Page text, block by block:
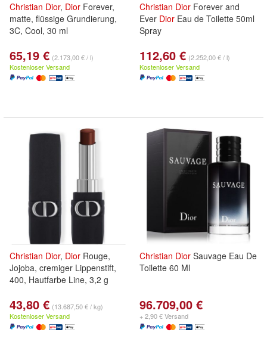
Christian Dior, Dior Forever,
matte, flüssige Grundierung,
3C, Cool, 30 ml
65,19 € (2.173,00 € / l)
Kostenloser Versand
Christian Dior Forever and
Ever Dior Eau de Toilette 50ml
Spray
112,60 € (2.252,00 € / l)
Kostenloser Versand
Christian Dior, Dior Rouge,
Jojoba, cremiger Lippenstift,
400, Hautfarbe Line, 3,2 g
43,80 € (13.687,50 € / kg)
Kostenloser Versand
Christian Dior Sauvage Eau De
Toilette 60 Ml
96.709,00 €
+ 2,90 € Versand